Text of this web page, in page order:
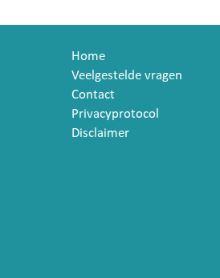
Home
Veelgestelde vragen
Contact
Privacyprotocol
Disclaimer